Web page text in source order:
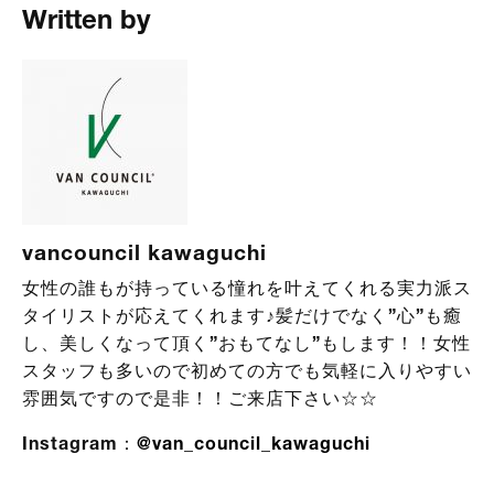
Written by
vancouncil kawaguchi
女性の誰もが持っている憧れを叶えてくれる実力派ス
タイリストが応えてくれます♪髪だけでなく”心”も癒
し、美しくなって頂く”おもてなし”もします！！女性
スタッフも多いので初めての方でも気軽に入りやすい
雰囲気ですので是非！！ご来店下さい☆☆
Instagram： @van_council_kawaguchi